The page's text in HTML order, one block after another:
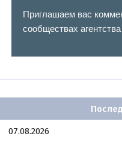
Приглашаем вас
сообществах
07.08.2026